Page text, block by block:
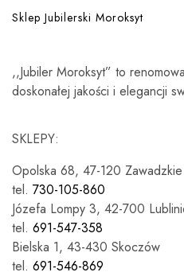
Sklep Jubilerski Moroksyt
,,Jubiler Moroksyt” to
doskonałej jakości i elegancji
SKLEPY:
Opolska 68, 47-120 Zawadzkie
tel. 730-105-860
Józefa Lompy 3, 42-700
tel. 691-547-358
Bielska 1, 43-430 Skoczów
tel. 691-546-869